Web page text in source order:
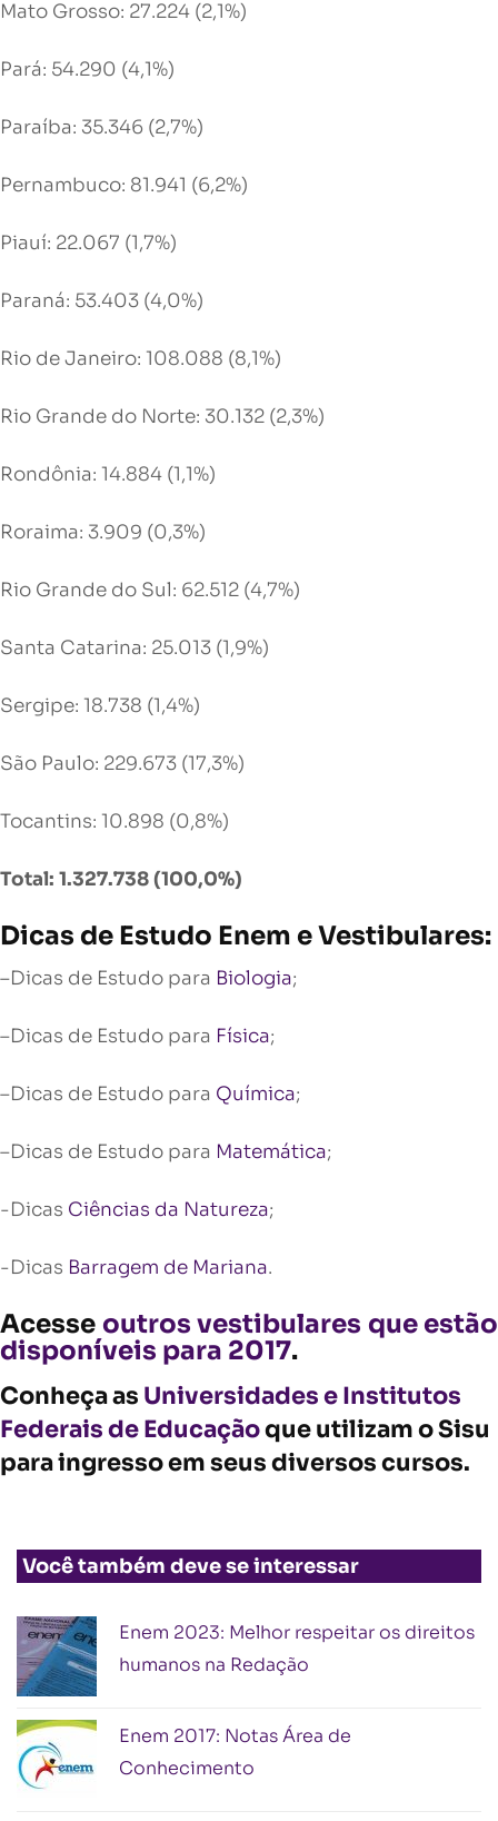
Mato Grosso: 27.224 (2,1%)
Pará: 54.290 (4,1%)
Paraíba: 35.346 (2,7%)
Pernambuco: 81.941 (6,2%)
Piauí: 22.067 (1,7%)
Paraná: 53.403 (4,0%)
Rio de Janeiro: 108.088 (8,1%)
Rio Grande do Norte: 30.132 (2,3%)
Rondônia: 14.884 (1,1%)
Roraima: 3.909 (0,3%)
Rio Grande do Sul: 62.512 (4,7%)
Santa Catarina: 25.013 (1,9%)
Sergipe: 18.738 (1,4%)
São Paulo: 229.673 (17,3%)
Tocantins: 10.898 (0,8%)
Total: 1.327.738 (100,0%)
Dicas de Estudo Enem e Vestibulares:
–Dicas de Estudo para Biologia;
–Dicas de Estudo para Física;
–Dicas de Estudo para Química;
–Dicas de Estudo para Matemática;
-Dicas Ciências da Natureza;
-Dicas Barragem de Mariana.
Acesse outros vestibulares que estão
disponíveis para 2017.
Conheça as Universidades e Institutos
Federais de Educaçãoque utilizam o Sisu
para ingresso em seus diversos cursos.
Você também deve se interessar
Enem 2023: Melhor respeitar os direitos
humanos na Redação
Enem 2017: Notas Área de
Conhecimento